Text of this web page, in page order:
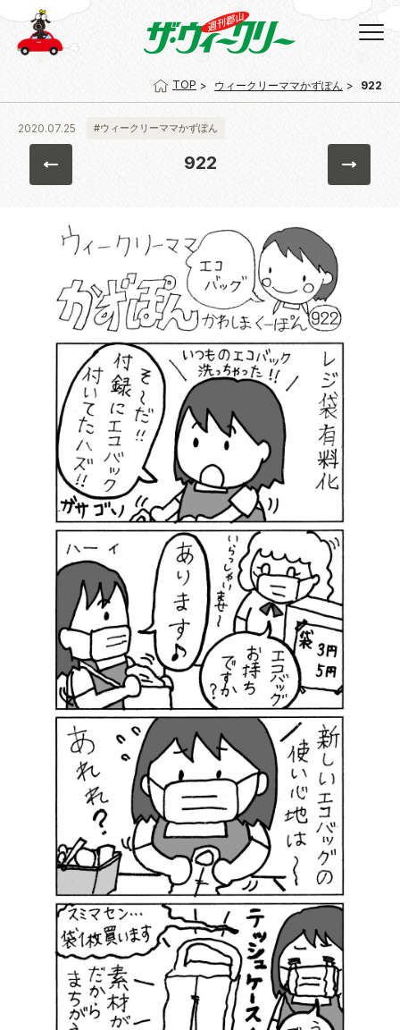
TOP ウィークリーママかずぽん 922
2020.07.25 #ウィークリーママかずぽん
922